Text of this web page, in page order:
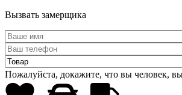
Вызвать замерщика
Пожалуйста, докажите, что вы человек,